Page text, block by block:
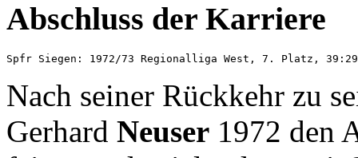
Abschluss der Karriere
Nach seiner Rückkehr zu
Gerhard Neuser 1972 den